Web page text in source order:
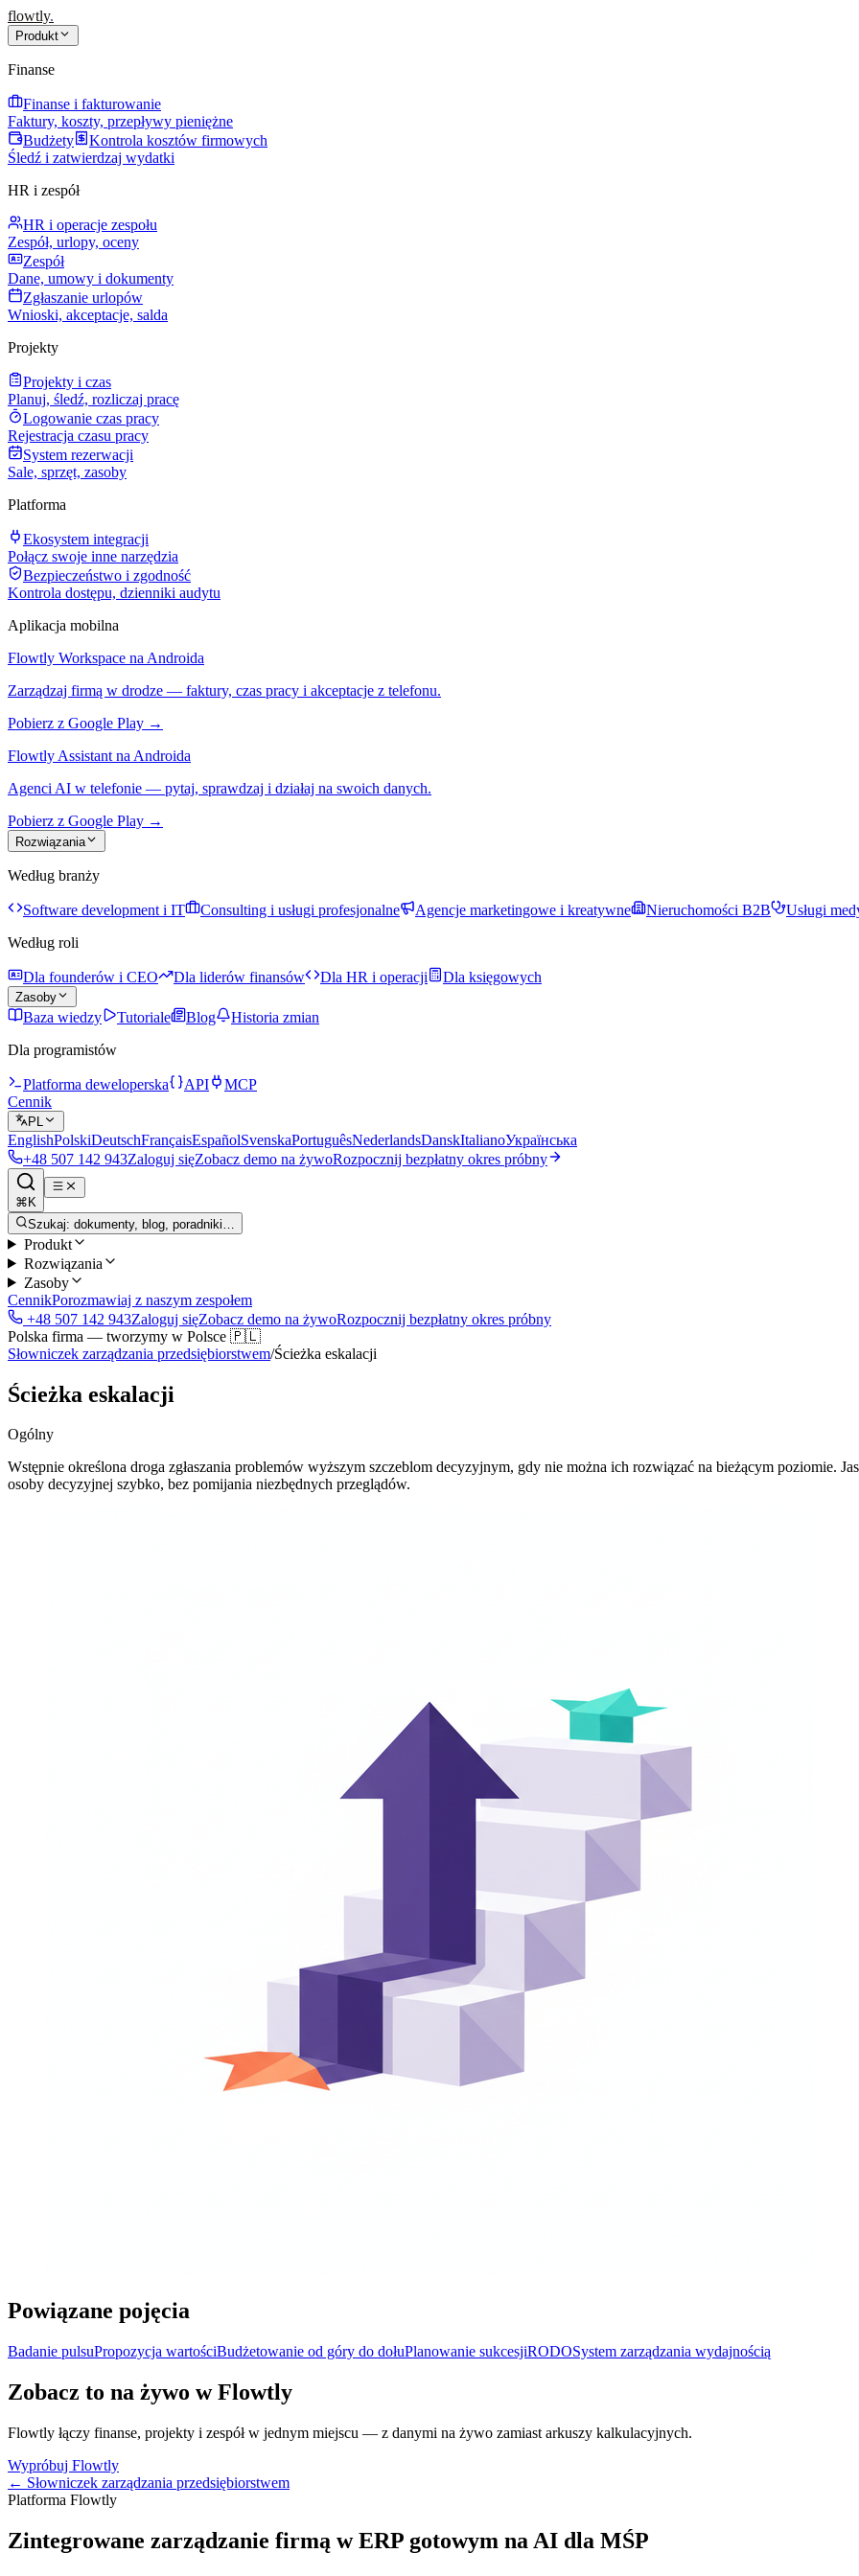
flowtly.
Produkt
Finanse
Finanse i fakturowanie
Faktury, koszty, przepływy pieniężne
Budżety
Kontrola kosztów firmowych
Śledź i zatwierdzaj wydatki
HR i zespół
HR i operacje zespołu
Zespół, urlopy, oceny
Zespół
Dane, umowy i dokumenty
Zgłaszanie urlopów
Wnioski, akceptacje, salda
Projekty
Projekty i czas
Planuj, śledź, rozliczaj pracę
Logowanie czas pracy
Rejestracja czasu pracy
System rezerwacji
Sale, sprzęt, zasoby
Platforma
Ekosystem integracji
Połącz swoje inne narzędzia
Bezpieczeństwo i zgodność
Kontrola dostępu, dzienniki audytu
Aplikacja mobilna
Flowtly Workspace na Androida
Zarządzaj firmą w drodze — faktury, czas pracy i akceptacje z telefonu.
Pobierz z Google Play →
Flowtly Assistant na Androida
Agenci AI w telefonie — pytaj, sprawdzaj i działaj na swoich danych.
Pobierz z Google Play →
Rozwiązania
Według branży
Software development i IT Consulting i usługi profesjonalne Agencje marketingowe i kreatywne Nieruchomości B2B
Usługi
Według roli
Dla founderów i CEO Dla liderów finansów Dla HR i operacji Dla księgowych
Zasoby
Baza wiedzy Tutoriale Blog
Historia zmian
Dla programistów
Platforma deweloperska API
MCP
Cennik
PL
EnglishPolskiDeutschFrançaisEspañolSvenskaPortuguêsNederlandsDanskItalianoУкраїнська
+48 507 142 943Zaloguj sięZobacz demo na żywoRozpocznij bezpłatny okres próbny
⌘K
Szukaj: dokumenty, blog, poradniki…
Produkt
Rozwiązania
Zasoby
CennikPorozmawiaj z naszym zespołem
+48 507 142 943Zaloguj sięZobacz demo na żywoRozpocznij bezpłatny okres próbny
Polska firma — tworzymy w Polsce 🇵🇱
Słowniczek zarządzania przedsiębiorstwem/Ścieżka eskalacji
Ścieżka eskalacji
Ogólny
Wstępnie określona droga zgłaszania problemów wyższym szczeblom decyzyjnym, gdy nie można ich rozwiązać na bieżącym poziomie.
osoby decyzyjnej szybko, bez pomijania niezbędnych przeglądów.
Powiązane pojęcia
Badanie pulsuPropozycja wartościBudżetowanie od góry do dołuPlanowanie sukcesjiRODOSystem zarządzania wydajnością
Zobacz to na żywo w Flowtly
Flowtly łączy finanse, projekty i zespół w jednym miejscu — z danymi na żywo zamiast arkuszy kalkulacyjnych.
Wypróbuj Flowtly
← Słowniczek zarządzania przedsiębiorstwem
Platforma Flowtly
Zintegrowane zarządzanie firmą w ERP gotowym na AI dla MŚP